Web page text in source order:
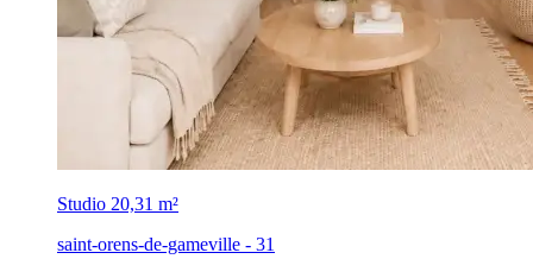
Studio 20,31 m²
saint-orens-de-gameville - 31